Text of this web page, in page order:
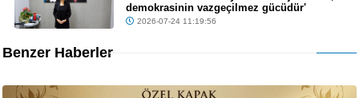
demokrasinin vazgeçilmez gücüdür'
2026-07-24 11:19:56
Benzer Haberler